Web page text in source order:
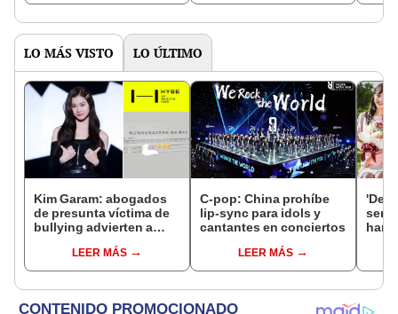
LO MÁS VISTO LO ÚLTIMO
Kim Garam: abogados
de presunta víctima de
bullying advierten a
evidenciaLEER MÁS
C-pop: China prohíbe
lip-sync para idols y
cantantes en conciertos
LEER MÁS
'De
serie
hará